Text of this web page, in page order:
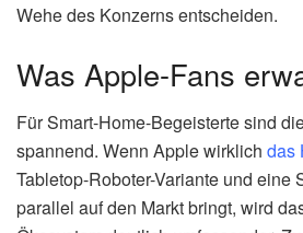
Wehe des Konzerns entscheiden.
Was Apple-Fans
Für Smart-Home-Begeisterte sind
spannend. Wenn Apple wirklich das
Tabletop-Roboter-Variante und eine
parallel auf den Markt bringt, wird